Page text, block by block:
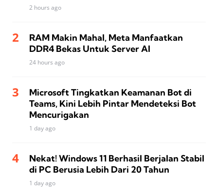
2 hours ago
RAM Makin Mahal, Meta Manfaatkan
DDR4 Bekas Untuk Server AI
24 hours ago
Microsoft Tingkatkan Keamanan Bot di
Teams, Kini Lebih Pintar Mendeteksi Bot
Mencurigakan
1 day ago
Nekat! Windows 11 Berhasil Berjalan Stabil
di PC Berusia Lebih Dari 20 Tahun
1 day ago